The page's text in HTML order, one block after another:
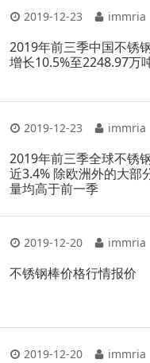
2019-12-23 immria
2019年前三季中国不锈
增长10.5%至2248.97万
2019-12-23 immria
2019年前三季全球不锈
近3.4% 除欧洲外的大部
量均高于前一季
2019-12-20 immria
不锈钢棒价格行情报价
2019-12-20 immria